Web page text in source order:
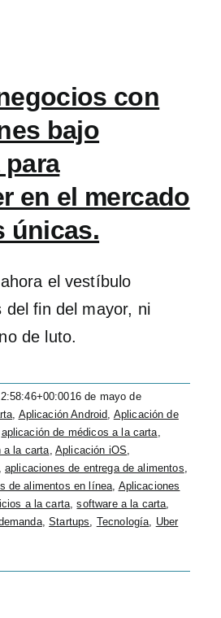
con
bajo
para
en el mercado
únicas.
el vestíbulo
del fin del mayor, ni
de luto.
16 de mayo de
, Aplicación Android, Aplicación de
aplicación de médicos a la carta,
a la carta, Aplicación iOS,
aplicaciones de entrega de alimentos,
de alimentos en línea, Aplicaciones
a la carta,software a la carta,
,Startups, Tecnología, Uber